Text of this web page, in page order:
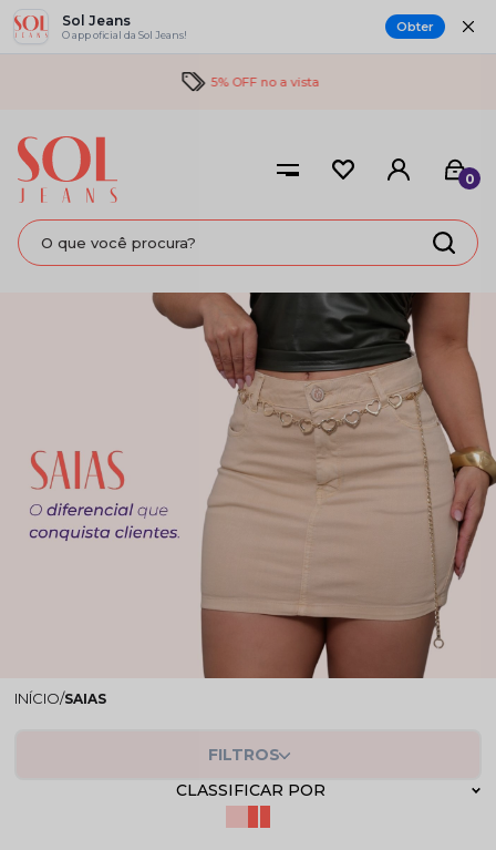
Sol Jeans
O app oficial da Sol Jeans! Obter
5% OFF no a vista
0
SAIAS
SAIAS
CLASSIFICAR POR
FILTROS